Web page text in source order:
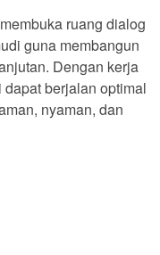
ruang dialog
guna membangun
Dengan kerja
berjalan optimal
nyaman, dan